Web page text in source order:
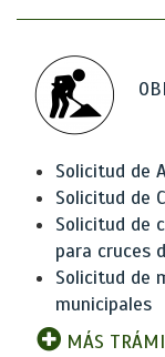
Solicitud de
Solicitud de
Solicitud de
para cruces
Solicitud de
municipales
MÁS